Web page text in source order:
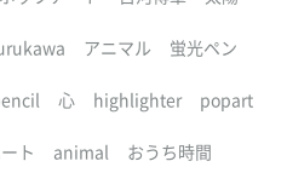
アニマル 蛍光ペン
心 highlighter popart
ト animal おうち時間